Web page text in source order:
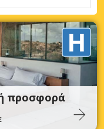
προσφορά